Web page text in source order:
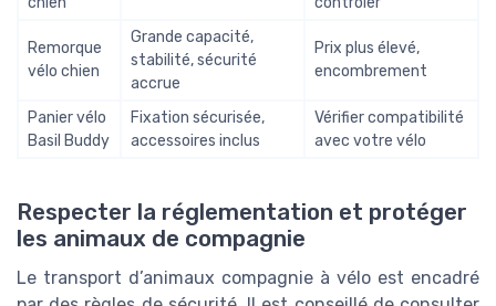
Remorque
vélo chien
Grande capacité,
stabilité, sécurité
accrue
Prix plus élevé,
encombrement
Panier vélo
Basil Buddy
Fixation sécurisée,
accessoires inclus
Vérifier compatibilité
avec votre vélo
Respecter la réglementation et protéger
les animaux de compagnie
Le transport d’animaux compagnie à vélo est encadré